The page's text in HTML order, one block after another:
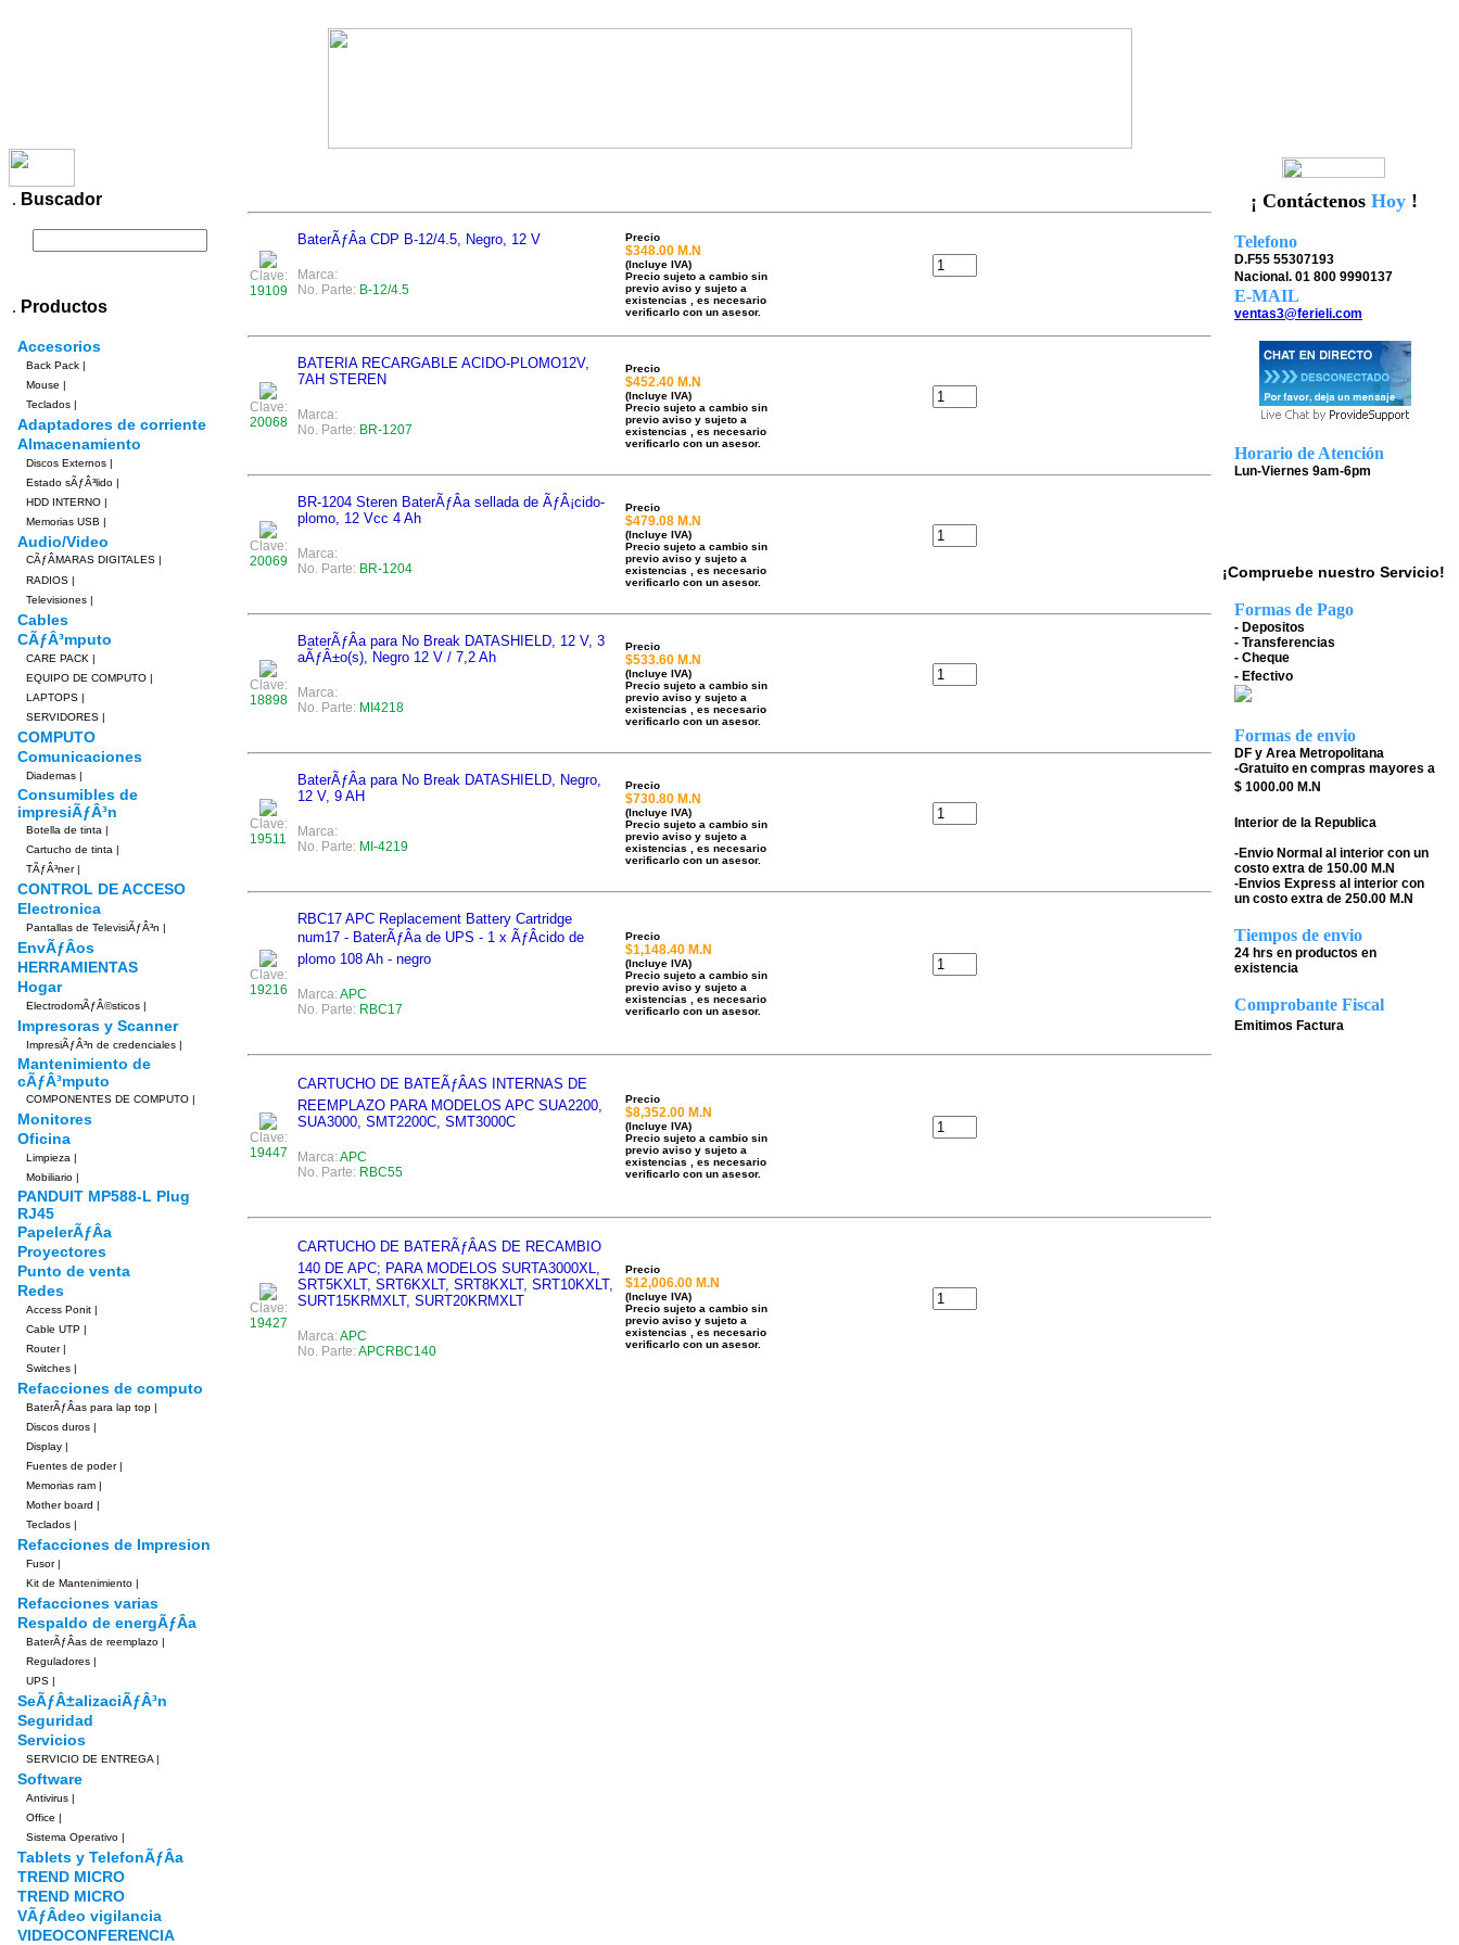
. Buscador
. Productos
Accesorios
Back Pack |
Mouse |
Teclados |
Adaptadores de corriente
Almacenamiento
Discos Externos |
Estado sÃƒÂ³lido |
HDD INTERNO |
Memorias USB |
Audio/Video
CÃƒÂMARAS DIGITALES |
RADIOS |
Televisiones |
Cables
CÃƒÂ³mputo
CARE PACK |
EQUIPO DE COMPUTO |
LAPTOPS |
SERVIDORES |
COMPUTO
Comunicaciones
Diademas |
Consumibles de
impresiÃƒÂ³n
Botella de tinta |
Cartucho de tinta |
TÃƒÂ³ner|
CONTROL DE ACCESO
Electronica
Pantallas de TelevisiÃƒÂ³n |
EnvÃƒÂ­os
HERRAMIENTAS
Hogar
ElectrodomÃƒÂ©sticos |
Impresoras y Scanner
ImpresiÃƒÂ³n de credenciales |
Mantenimiento de
cÃƒÂ³mputo
COMPONENTES DE COMPUTO |
Monitores
Oficina
Limpieza |
Mobiliario |
PANDUIT MP588-L Plug
RJ45
PapelerÃƒÂ­a
Proyectores
Punto de venta
Redes
Access Ponit |
Cable UTP |
Router|
Switches |
Refacciones de computo
BaterÃƒÂ­as para lap top |
Discos duros |
Display |
Fuentes de poder|
Memorias ram |
Mother board |
Teclados |
Refacciones de Impresion
Fusor|
Kit de Mantenimiento |
Refacciones varias
Respaldo de energÃƒÂ­a
BaterÃƒÂ­as de reemplazo |
Reguladores |
UPS |
SeÃƒÂ±alizaciÃƒÂ³n
Seguridad
Servicios
SERVICIO DE ENTREGA |
Software
Antivirus |
Office |
Sistema Operativo |
Tablets y TelefonÃƒÂ­a
TREND MICRO
TREND MICRO
VÃƒÂ­deo vigilancia
VIDEOCONFERENCIA
Clave:
19109
BaterÃƒÂ­a CDP B-12/4.5, Negro, 12 V
Marca:
No. Parte: B-12/4.5
Precio
$348.00 M.N
(Incluye IVA)
Precio sujeto a cambio sin
previo aviso y sujeto a
existencias , es necesario
verificarlo con un asesor.
Clave:
20068
BATERIA RECARGABLE ACIDO-PLOMO12V,
7AH STEREN
Marca:
No. Parte: BR-1207
Precio
$452.40 M.N
(Incluye IVA)
Precio sujeto a cambio sin
previo aviso y sujeto a
existencias , es necesario
verificarlo con un asesor.
Clave:
20069
BR-1204 Steren BaterÃƒÂ­a sellada de ÃƒÂ¡cido-
plomo, 12 Vcc 4 Ah
Marca:
No. Parte: BR-1204
Precio
$479.08 M.N
(Incluye IVA)
Precio sujeto a cambio sin
previo aviso y sujeto a
existencias , es necesario
verificarlo con un asesor.
Clave:
18898
BaterÃƒÂ­a para No Break DATASHIELD, 12 V, 3
aÃƒÂ±o(s), Negro 12 V / 7,2 Ah
Marca:
No. Parte: MI4218
Precio
$533.60 M.N
(Incluye IVA)
Precio sujeto a cambio sin
previo aviso y sujeto a
existencias , es necesario
verificarlo con un asesor.
Clave:
19511
BaterÃƒÂ­a para No Break DATASHIELD, Negro,
12 V, 9 AH
Marca:
No. Parte: MI-4219
Precio
$730.80 M.N
(Incluye IVA)
Precio sujeto a cambio sin
previo aviso y sujeto a
existencias , es necesario
verificarlo con un asesor.
Clave:
19216
RBC17 APC Replacement Battery Cartridge
num17 - BaterÃƒÂ­a de UPS - 1 x ÃƒÂcido de
plomo 108 Ah - negro
Marca:APC
No. Parte: RBC17
Precio
$1,148.40 M.N
(Incluye IVA)
Precio sujeto a cambio sin
previo aviso y sujeto a
existencias , es necesario
verificarlo con un asesor.
Clave:
19447
CARTUCHO DE BATEÃƒÂAS INTERNAS DE
REEMPLAZO PARA MODELOS APC SUA2200,
SUA3000, SMT2200C, SMT3000C
Marca:APC
No. Parte: RBC55
Precio
$8,352.00 M.N
(Incluye IVA)
Precio sujeto a cambio sin
previo aviso y sujeto a
existencias , es necesario
verificarlo con un asesor.
Clave:
19427
CARTUCHO DE BATERÃƒÂAS DE RECAMBIO
140 DE APC; PARA MODELOS SURTA3000XL,
SRT5KXLT, SRT6KXLT, SRT8KXLT, SRT10KXLT,
SURT15KRMXLT, SURT20KRMXLT
Marca:APC
No. Parte:APCRBC140
Precio
$12,006.00 M.N
(Incluye IVA)
Precio sujeto a cambio sin
previo aviso y sujeto a
existencias , es necesario
verificarlo con un asesor.
¡ Contáctenos Hoy!
Telefono
D.F55 55307193
Nacional. 01 800 9990137
E-MAIL
ventas3@ferieli.com
Horario de Atención
Lun-Viernes 9am-6pm
¡Compruebe nuestro Servicio!
Formas de Pago
- Depositos
- Transferencias
- Cheque
- Efectivo
Formas de envio
DF y Area Metropolitana
-Gratuito en compras mayores a
$ 1000.00 M.N
Interior de la Republica
-Envio Normal al interior con un
costo extra de 150.00 M.N
-Envios Express al interior con
un costo extra de 250.00 M.N
Tiempos de envio
24 hrs en productos en
existencia
Comprobante Fiscal
Emitimos Factura